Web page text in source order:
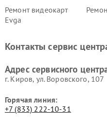
Ремонт видеокарт
Evga
Контакты сервис
Адрес сервисного
г. Киров, ул. Воровского, 107
Горячая линия:
+7 (833) 222-10-31